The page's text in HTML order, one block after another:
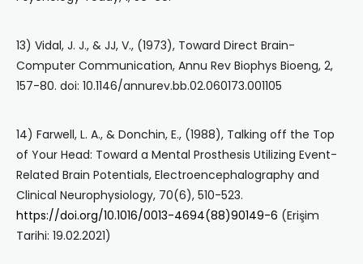
13) Vidal, J. J., & JJ, V., (1973), Toward Direct Brain-
Computer Communication, Annu Rev Biophys Bioeng, 2,
157-80. doi: 10.1146/annurev.bb.02.060173.001105
14) Farwell, L. A., & Donchin, E., (1988), Talking off the Top
of Your Head: Toward a Mental Prosthesis Utilizing Event-
Related Brain Potentials, Electroencephalography and
Clinical Neurophysiology, 70(6), 510-523.
https://doi.org/10.1016/0013-4694(88)90149-6 (Erişim
Tarihi: 19.02.2021)